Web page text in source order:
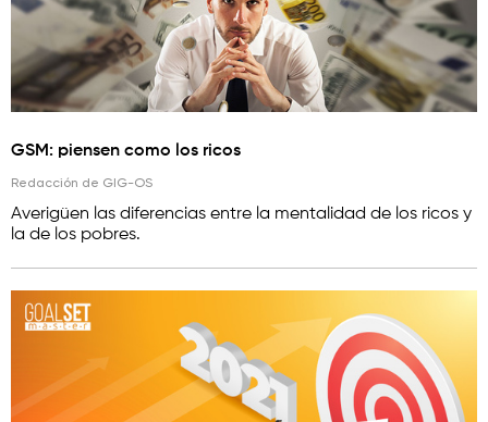
GSM: piensen como los ricos
Redacción de GIG-OS
Averigüen las diferencias entre la mentalidad de los ricos y
la de los pobres.